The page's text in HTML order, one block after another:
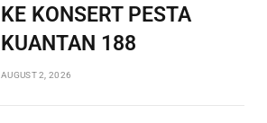
KE KONSERT PESTA
KUANTAN 188
AUGUST 2, 2026